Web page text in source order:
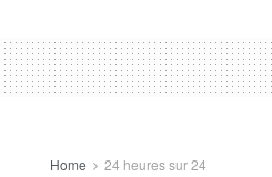
Home 24 heures sur 24